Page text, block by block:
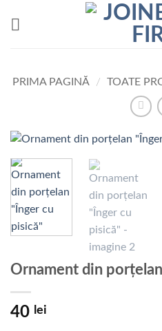
PRIMA PAGINĂ / TOATE
Ornament din
40 lei